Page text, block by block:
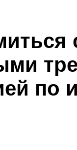
по